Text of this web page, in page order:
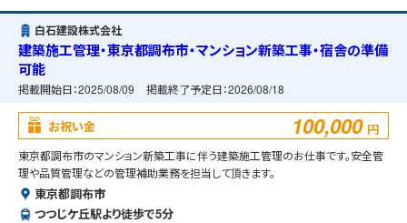
白石建設株式会社
建築施工管理・東京都調布市・マンション新築工事・宿舎の準備
可能
掲載開始日：2025/08/09 掲載終了予定日：2026/08/18
お祝い金 100,000 円
東京都調布市のマンション新築工事に伴う建築施工管理のお仕事です。安全管
理や品質管理などの管理補助業務を担当して頂きます。
東京都調布市
つつじケ丘駅より徒歩で5分